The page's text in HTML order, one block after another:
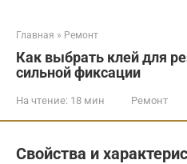
Главная » Ремонт
Как выбрать клей для
сильной фиксации
На чтение: 18 мин Ремонт
Свойства и